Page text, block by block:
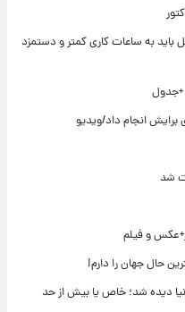
باید به ساعات کاری کمتر و دستمزد
برایش انجام داد/ویدیو
و فیلم
حال جهان را دارم!
دیده شد؛ خاص یا بیش از حد